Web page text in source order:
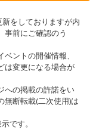
をしておりますが内
事前にご確認のう
ントの開催情報、
は変更になる場合が
への掲載の許諾をい
無断転載(二次使用)は
です。